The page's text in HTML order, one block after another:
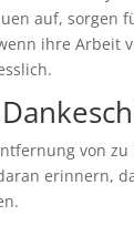
auf, sorgen
ihre Arbeit
von zu
erinnern,